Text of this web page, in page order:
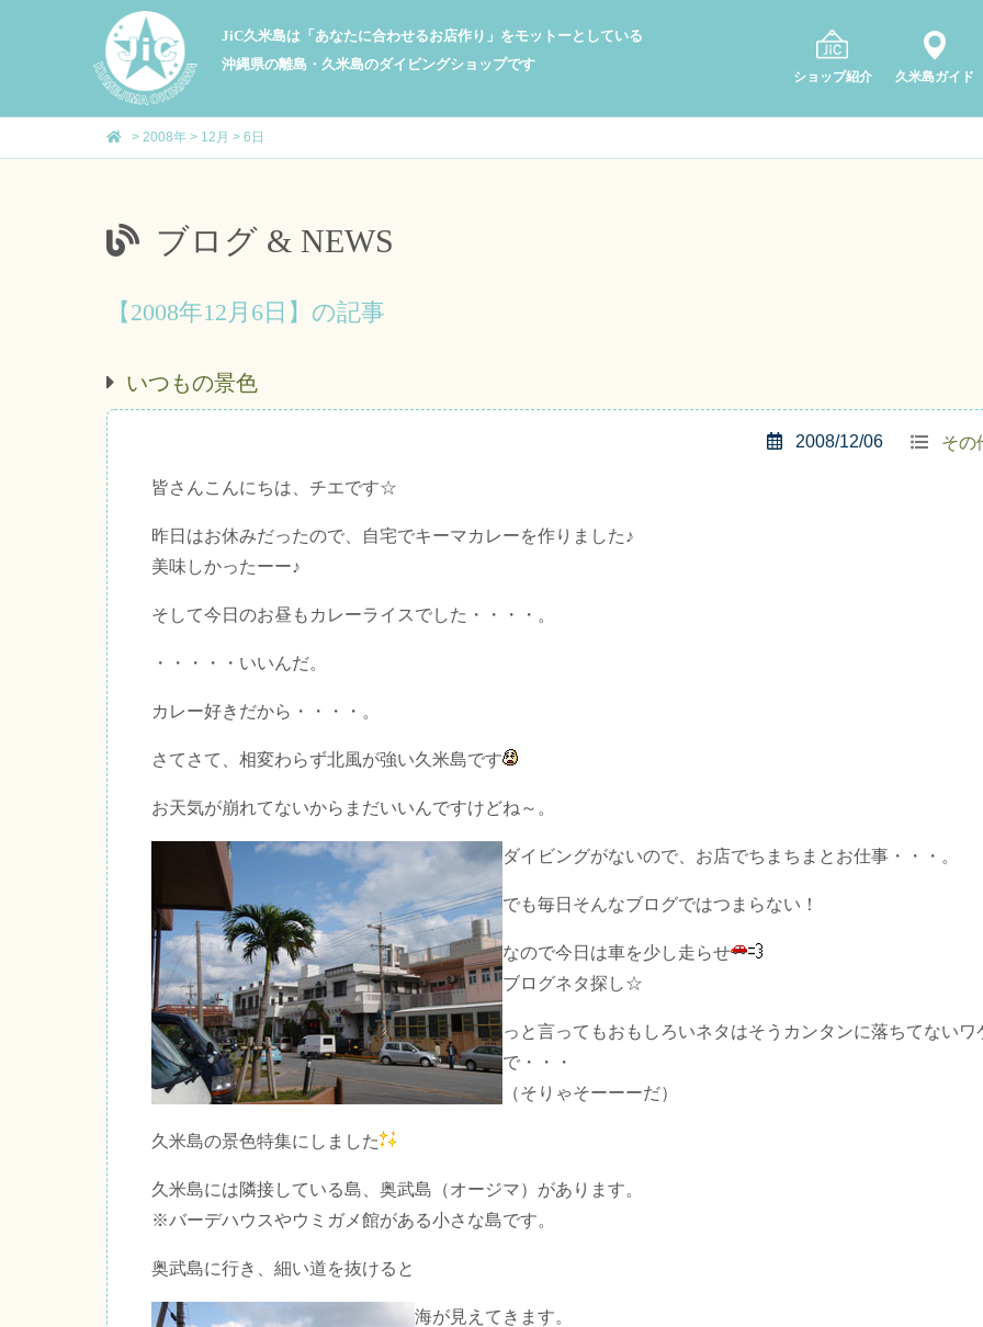
JiC久米島は「あなたに合わせるお店作り」をモットーとしている
沖縄県の離島・久米島のダイビングショップです
ショップ紹介 久米島ガイド
> 2008年 > 12月 > 6日
ブログ & NEWS
【2008年12月6日】の記事
いつもの景色
その
2008/12/06
皆さんこんにちは、チエです☆
昨日はお休みだったので、自宅でキーマカレーを作りました♪
美味しかったーー♪
そして今日のお昼もカレーライスでした・・・・。
・・・・・いいんだ。
カレー好きだから・・・・。
さてさて、相変わらず北風が強い久米島です
お天気が崩れてないからまだいいんですけどね～。
ダイビングがないので、お店でちまちまとお仕事・・・。
でも毎日そんなブログではつまらない！
なので今日は車を少し走らせ
ブログネタ探し☆
っと言ってもおもしろいネタはそうカンタンに落ちてないワ
で・・・
（そりゃそーーーだ）
久米島の景色特集にしました
久米島には隣接している島、奥武島（オージマ）があります。
※バーデハウスやウミガメ館がある小さな島です。
奥武島に行き、細い道を抜けると
海が見えてきます。